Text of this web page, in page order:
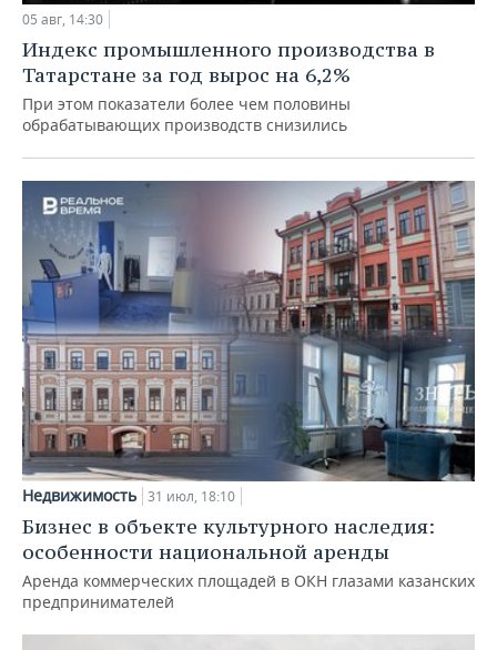
05 авг, 14:30
Индекс промышленного производства в
Татарстане за год вырос на 6,2%
При этом показатели более чем половины
обрабатывающих производств снизились
Недвижимость 31 июл, 18:10
Бизнес в объекте культурного наследия:
особенности национальной аренды
Аренда коммерческих площадей в ОКН глазами казанских
предпринимателей